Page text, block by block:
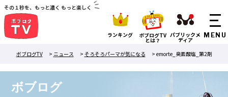
その１秒を、もっと濃く もっと楽しく
ランキング ボブログTV
とは？
パブリックメ
ディア
ボブログTV
> ニュース > そろそろパーマが気になる > emorte_臭素酸塩_第2剤
ボブログ